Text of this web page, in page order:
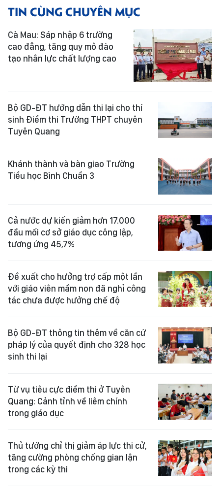
TIN CÙNG CHUYÊN MỤC
Cà Mau: Sáp nhập 6 trường
cao đẳng, tăng quy mô đào
tạo nhân lực chất lượng cao
Bộ GD-ĐT hướng dẫn thi lại cho thí
sinh Điểm thi Trường THPT chuyên
Tuyên Quang
Khánh thành và bàn giao Trường
Tiểu học Bình Chuẩn 3
Cả nước dự kiến giảm hơn 17.000
đầu mối cơ sở giáo dục công lập,
tương ứng 45,7%
Đề xuất cho hưởng trợ cấp một lần
với giáo viên mầm non đã nghỉ công
tác chưa được hưởng chế độ
Bộ GD-ĐT thông tin thêm về căn cứ
pháp lý của quyết định cho 328 học
sinh thi lại
Từ vụ tiêu cực điểm thi ở Tuyên
Quang: Cảnh tỉnh về liêm chính
trong giáo dục
Thủ tướng chỉ thị giảm áp lực thi cử,
tăng cường phòng chống gian lận
trong các kỳ thi